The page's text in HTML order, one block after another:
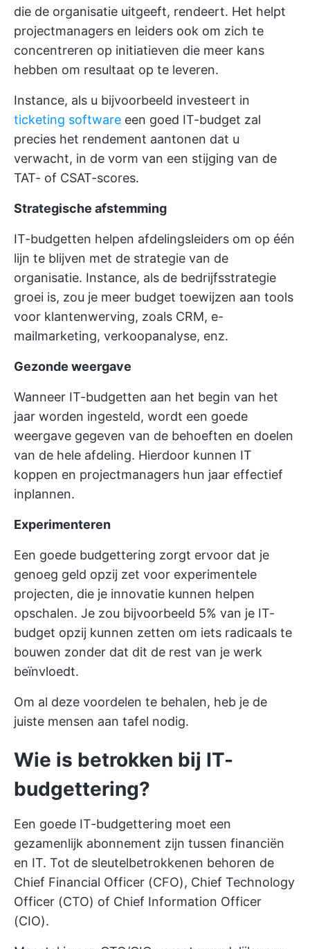
die de organisatie uitgeeft, rendeert. Het helpt
projectmanagers en leiders ook om zich te
concentreren op initiatieven die meer kans
hebben om resultaat op te leveren.
Instance, als u bijvoorbeeld investeert in
ticketing software een goed IT-budget zal
precies het rendement aantonen dat u
verwacht, in de vorm van een stijging van de
TAT- of CSAT-scores.
Strategische afstemming
IT-budgetten helpen afdelingsleiders om op één
lijn te blijven met de strategie van de
organisatie. Instance, als de bedrijfsstrategie
groei is, zou je meer budget toewijzen aan tools
voor klantenwerving, zoals CRM, e-
mailmarketing, verkoopanalyse, enz.
Gezonde weergave
Wanneer IT-budgetten aan het begin van het
jaar worden ingesteld, wordt een goede
weergave gegeven van de behoeften en doelen
van de hele afdeling. Hierdoor kunnen IT
koppen en projectmanagers hun jaar effectief
inplannen.
Experimenteren
Een goede budgettering zorgt ervoor dat je
genoeg geld opzij zet voor experimentele
projecten, die je innovatie kunnen helpen
opschalen. Je zou bijvoorbeeld 5% van je IT-
budget opzij kunnen zetten om iets radicaals te
bouwen zonder dat dit de rest van je werk
beïnvloedt.
Om al deze voordelen te behalen, heb je de
juiste mensen aan tafel nodig.
Wie is betrokken bij IT-
budgettering?
Een goede IT-budgettering moet een
gezamenlijk abonnement zijn tussen financiën
en IT. Tot de sleutelbetrokkenen behoren de
Chief Financial Officer (CFO), Chief Technology
Officer (CTO) of Chief Information Officer
(CIO).